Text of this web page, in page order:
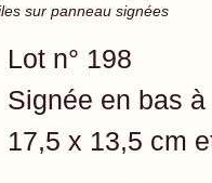
sur panneau signées
Lot n° 198
Signée en bas à
17,5 x 13,5 cm